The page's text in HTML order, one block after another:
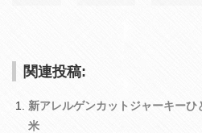
関連投稿:
新アレルゲンカットジャーキー
米